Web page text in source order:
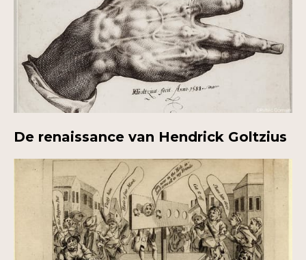
De renaissance van Hendrick Goltzius